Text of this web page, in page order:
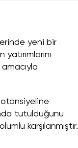
yeni bir
tutulduğunu
karşılanmıştır.